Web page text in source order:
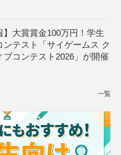
】大賞賞金100万円！学生
ンテスト「サイゲームス ク
ブコンテスト2026」が開催
一覧